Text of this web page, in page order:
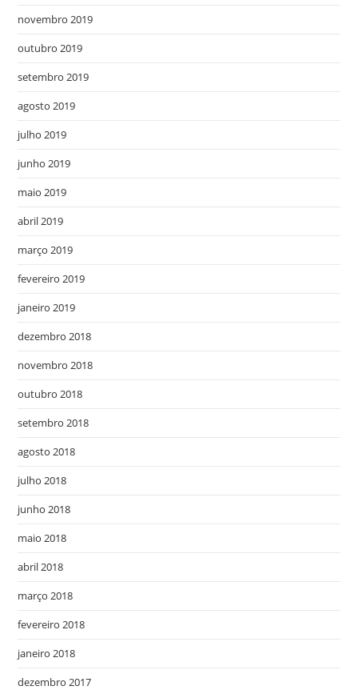
novembro 2019
outubro 2019
setembro 2019
agosto 2019
julho 2019
junho 2019
maio 2019
abril 2019
março 2019
fevereiro 2019
janeiro 2019
dezembro 2018
novembro 2018
outubro 2018
setembro 2018
agosto 2018
julho 2018
junho 2018
maio 2018
abril 2018
março 2018
fevereiro 2018
janeiro 2018
dezembro 2017